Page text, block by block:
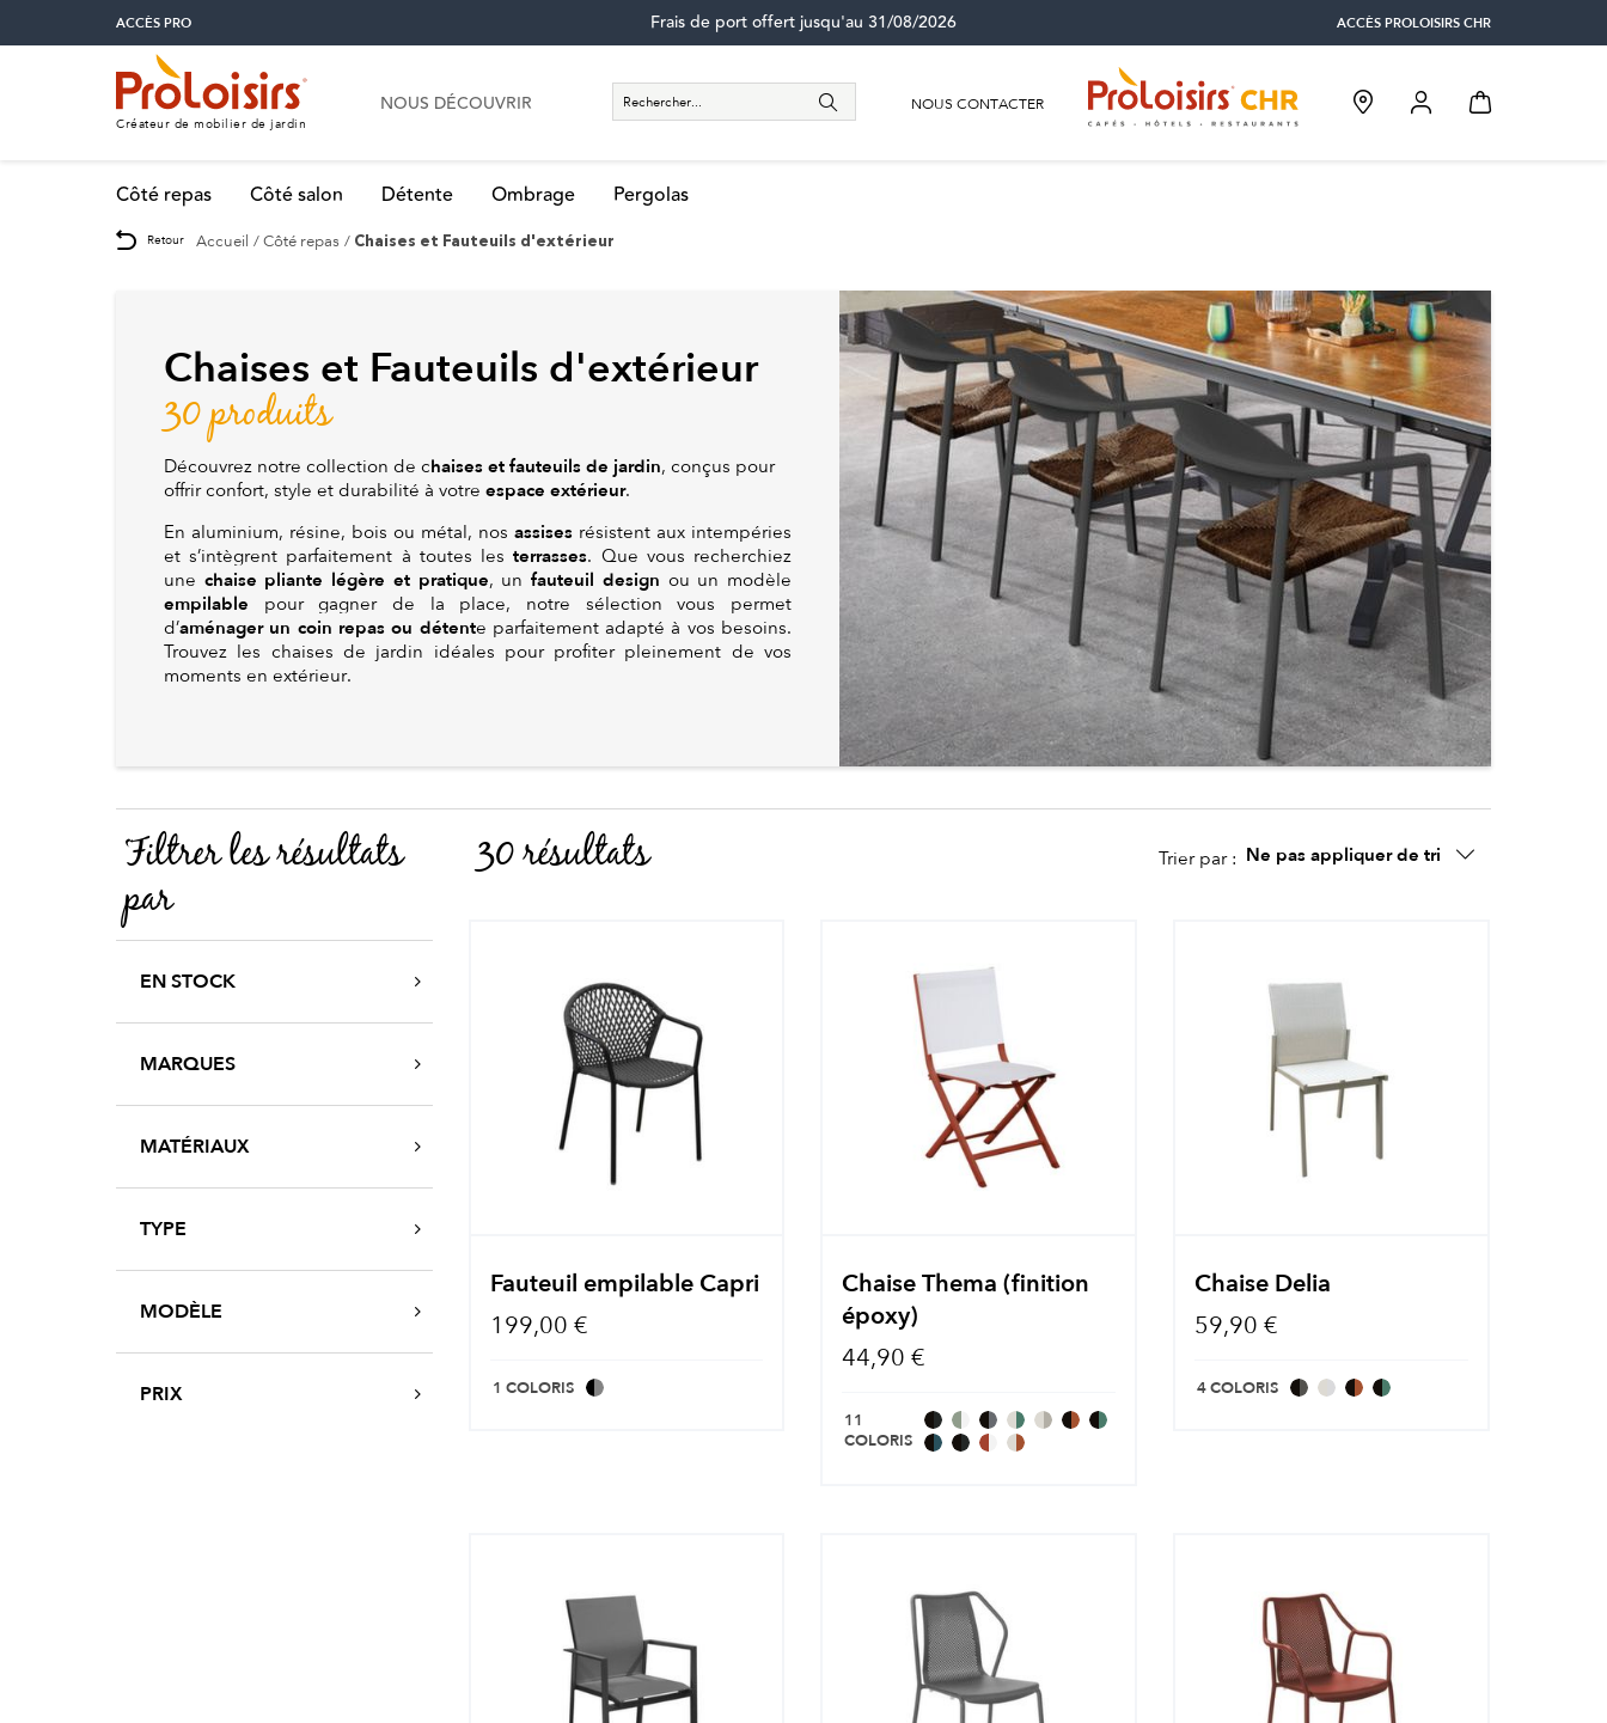
ACCÈS PRO ACCÈS PROLOISIRS CHR
Frais de port offert jusqu'au 31/08/2026
Créateur de mobilier de jardin
NOUS DÉCOUVRIR NOUS CONTACTER
Côté repas Côté salon Détente Ombrage Pergolas
Retour Accueil Côté repas Chaises et Fauteuils d'extérieur
Chaises et Fauteuils d'extérieur
30 produits
Découvrez notre collection de chaises et fauteuils de jardin, conçus pour
offrir confort, style et durabilité à votre espace extérieur.
En aluminium, résine, bois ou métal, nos assises résistent aux intempéries
et s’intègrent parfaitement à toutes lesterrasses. Que vous recherchiez
une chaise pliante légère et pratique, unfauteuil design ou un modèle
empilable pour gagner de la place, notre sélection vous permet
d’aménager un coin repas ou détente parfaitement adapté à vos besoins.
Trouvez les chaises de jardin idéales pour profiter pleinement de vos
moments en extérieur.
Filtrer les résultats
par
EN STOCK
MARQUES
MATÉRIAUX
TYPE
MODÈLE
PRIX
30 résultats Trier par : Ne pas appliquer de tri
Fauteuil empilable Capri
199,00 €
1 COLORIS
Chaise Thema (finition
époxy)
44,90 €
11
COLORIS
Chaise Delia
59,90 €
4 COLORIS